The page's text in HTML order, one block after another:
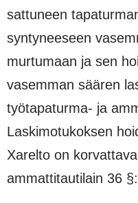
sattuneen
syntyneeseen
murtumaan ja sen
vasemman säären
työtapaturma- ja
Laskimotukoksen
Xarelto on
ammattitautilain 36